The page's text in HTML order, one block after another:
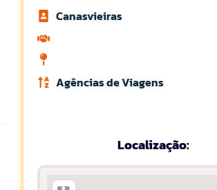
Canasvieiras
Agências de Viagens
Localização: